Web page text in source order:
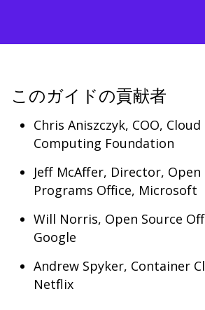
このガイドの貢献者
Chris Aniszczyk, COO,
Computing Foundation
Jeff McAffer, Director, Open
Programs Office, Microsoft
Will Norris, Open Source
Google
Andrew Spyker, Container
Netflix